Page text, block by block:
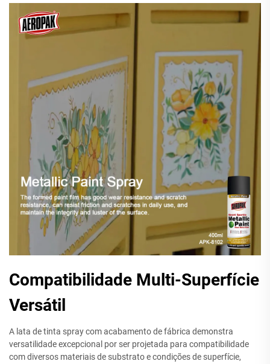
Compatibilidade Multi-Superfície
Versátil
A lata de tinta spray com acabamento de fábrica demonstra
versatilidade excepcional por ser projetada para compatibilidade
com diversos materiais de substrato e condições de superfície,